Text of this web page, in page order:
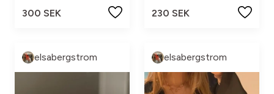
300 SEK
230 SEK
elsabergstrom elsabergstrom